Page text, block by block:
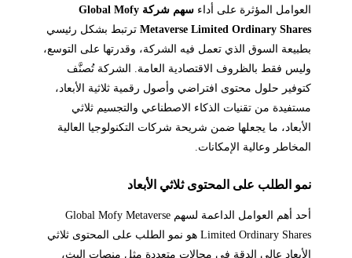
العوامل المؤثرة على أداء
سهم شركة Global Mofy
Metaverse Limited Ordinary Sharesترتبط بشكل رئيسي
بطبيعة السوق الذي تعمل فيه الشركة، وقدرتها على التوسع،
وليس فقط بالظروف الاقتصادية العامة. الشركة تُصنَّف
كتوفير حلول محتوى افتراضي وأصول رقمية ثلاثية الأبعاد،
مستفيدة من تقنيات الذكاء الاصطناعي والتجسيم ثلاثي
الأبعاد، ما يجعلها ضمن شريحة شركات التكنولوجيا العالية
المخاطر وعالية الإمكانات.
نمو الطلب على المحتوى ثلاثي الأبعاد
أحد أهم العوامل الداعمة لسهم Global Mofy Metaverse
Limited Ordinary Shares هو نمو الطلب على المحتوى ثلاثي
الأبعاد عالي الدقة في مجالات متعددة مثل منصات البث،